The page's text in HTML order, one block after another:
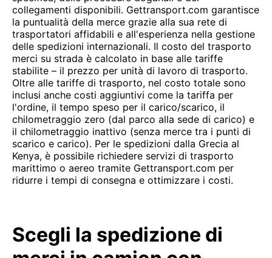
collegamenti disponibili. Gettransport.com garantisce
la puntualità della merce grazie alla sua rete di
trasportatori affidabili e all'esperienza nella gestione
delle spedizioni internazionali. Il costo del trasporto
merci su strada è calcolato in base alle tariffe
stabilite – il prezzo per unità di lavoro di trasporto.
Oltre alle tariffe di trasporto, nel costo totale sono
inclusi anche costi aggiuntivi come la tariffa per
l'ordine, il tempo speso per il carico/scarico, il
chilometraggio zero (dal parco alla sede di carico) e
il chilometraggio inattivo (senza merce tra i punti di
scarico e carico). Per le spedizioni dalla Grecia al
Kenya, è possibile richiedere servizi di trasporto
marittimo o aereo tramite Gettransport.com per
ridurre i tempi di consegna e ottimizzare i costi.
Scegli la spedizione di